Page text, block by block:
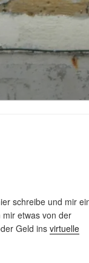
schreibe und mir
etwas von der
Geld insvirtuelle